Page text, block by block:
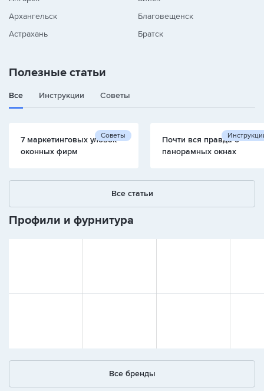
Архангельск
Астрахань
Благовещенск
Братск
Полезные статьи
Все Инструкции Советы
Советы
7 маркетинговых уловок
оконных фирм
Почти вся правда о
панорамных окнах
Все статьи
Профили и фурнитура
Все бренды